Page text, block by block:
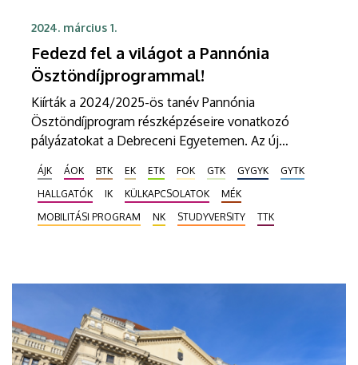
2024. március 1.
Fedezd fel a világot a Pannónia
Ösztöndíjprogrammal!
Kiírták a 2024/2025-ös tanév Pannónia
Ösztöndíjprogram részképzéseire vonatkozó
pályázatokat a Debreceni Egyetemen. Az új
bármely pontján folytathatják tanulmányaikat. A
diákok március 5-től, keddtől adhatják be
pályázataikat. A jelentkezési határidő március 24.
ÁJK ÁOK BTK EK ETK FOK GTK GYGYK
GYTK
HALLGATÓK
IK KÜLKAPCSOLATOK
MÉK
MOBILITÁSI PROGRAM
NK STUDYVERSITY TTK